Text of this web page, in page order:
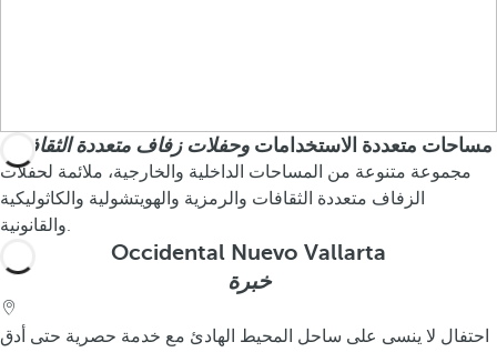
مساحات متعددة الاستخدامات وحفلات زفاف متعددة الثقافات
مجموعة متنوعة من المساحات الداخلية والخارجية، ملائمة لحفلات
الزفاف متعددة الثقافات والرمزية والهويتشولية والكاثوليكية
والقانونية.
Occidental Nuevo Vallarta
خبرة
احتفال لا ينسى على ساحل المحيط الهادئ مع خدمة حصرية حتى أدق